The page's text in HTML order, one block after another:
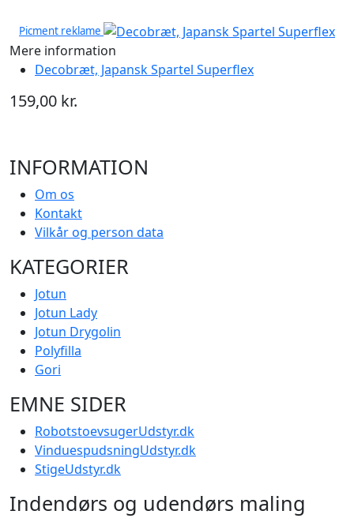
Picment reklame
Mere information
Decobræt, Japansk Spartel Superflex
159,00 kr.
INFORMATION
Om os
Kontakt
Vilkår og person data
KATEGORIER
Jotun
Jotun Lady
Jotun Drygolin
Polyfilla
Gori
EMNE SIDER
RobotstoevsugerUdstyr.dk
VinduespudsningUdstyr.dk
StigeUdstyr.dk
Indendørs og udendørs maling